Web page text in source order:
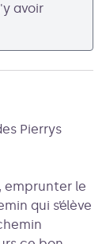
avoir
Pierrys
emprunter le
qui s’élève